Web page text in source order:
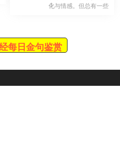
化与情感。但总有一些
！
每日金句鉴赏